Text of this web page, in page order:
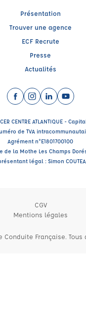
Présentation
Trouver une agence
ECF Recrute
Presse
Actualités
Facebook (nouvelle
Instagram
LinkedIn
CENTRE ATLANTIQUE -
de TVA
Agrément n°E1801700100
de la Mothe Les Champs
légal : Simon
CGV
Mentions légales
Conduite Française. Tous